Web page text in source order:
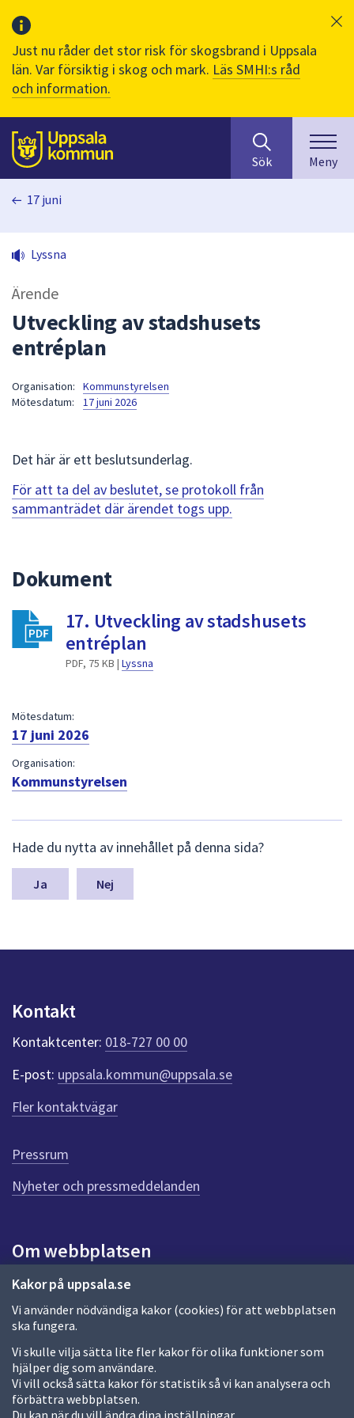
Just nu råder det stor risk för skogsbrand i Uppsala
län. Var försiktig i skog och mark. Läs SMHI:s råd
och information.
Till sidans
huvudinnehåll
efter
innehåll
på
sökfältet
kommer
för
att
navigera
för
Sök Meny
Kakor på uppsala.se
Vi använder nödvändiga kakor (cookies) för att webbplatsen
ska fungera.
Vi skulle vilja sätta lite fler kakor för olika funktioner som
hjälper dig som användare.
Vi vill också sätta kakor för statistik så vi kan analysera och
förbättra webbplatsen.
Du kan när du vill ändra dina inställningar.
17 juni
Lyssna
Ärende
Utveckling av stadshusets
entréplan
Organisation:
Kommunstyrelsen
Mötesdatum:
17 juni 2026
Det här är ett beslutsunderlag.
För att ta del av beslutet, se protokoll från
sammanträdet där ärendet togs upp.
Dokument
17. Utveckling av stadshusets
entréplan
PDF, 75 KB | Lyssna
Mötesdatum:
17 juni 2026
Organisation:
Kommunstyrelsen
ä
m
a
n
k
t
e
r
f
ö
r
e
n
n
a
d
a
Hade du nytta av innehållet på denna sida?
Nej
Kontakt
Kontaktcenter: 018-727 00 00
E-post: uppsala.kommun@uppsala.se
Fler kontaktvägar
Pressrum
Nyheter och pressmeddelanden
Om webbplatsen
Om webbplatsen
Allmänna handlingar och diarium
Behandling av personuppgifter
Kakor
Språk (other languages)